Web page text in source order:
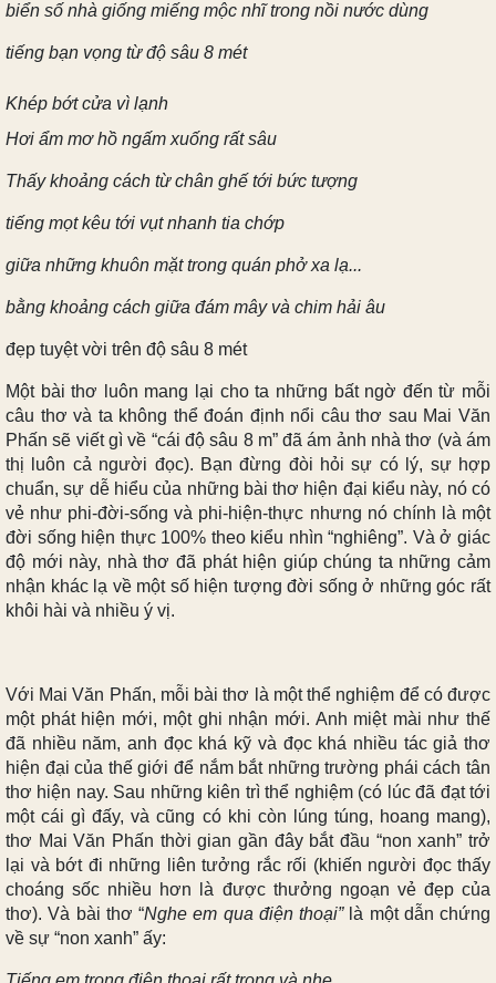
biển số nhà giống miếng mộc nhĩ trong nồi nước dùng
tiếng bạn vọng từ độ sâu 8 mét
Khép bớt cửa vì lạnh
Hơi ẩm mơ hồ ngấm xuống rất sâu
Thấy khoảng cách từ chân ghế tới bức tượng
tiếng mọt kêu tới vụt nhanh tia chớp
giữa những khuôn mặt trong quán phở xa lạ...
bằng khoảng cách giữa đám mây và chim hải âu
đẹp tuyệt vời trên độ sâu 8 mét
Một bài thơ luôn mang lại cho ta những bất ngờ đến từ mỗi
câu thơ và ta không thể đoán định nổi câu thơ sau Mai Văn
Phấn sẽ viết gì về “cái độ sâu 8 m” đã ám ảnh nhà thơ (và ám
thị luôn cả người đọc). Bạn đừng đòi hỏi sự có lý, sự hợp
chuẩn, sự dễ hiểu của những bài thơ hiện đại kiểu này, nó có
vẻ như phi-đời-sống và phi-hiện-thực nhưng nó chính là một
đời sống hiện thực 100% theo kiểu nhìn “nghiêng”. Và ở giác
độ mới này, nhà thơ đã phát hiện giúp chúng ta những cảm
nhận khác lạ về một số hiện tượng đời sống ở những góc rất
khôi hài và nhiều ý vị.
Với Mai Văn Phấn, mỗi bài thơ là một thể nghiệm để có được
một phát hiện mới, một ghi nhận mới. Anh miệt mài như thế
đã nhiều năm, anh đọc khá kỹ và đọc khá nhiều tác giả thơ
hiện đại của thế giới để nắm bắt những trường phái cách tân
thơ hiện nay. Sau những kiên trì thể nghiệm (có lúc đã đạt tới
một cái gì đấy, và cũng có khi còn lúng túng, hoang mang),
thơ Mai Văn Phấn thời gian gần đây bắt đầu “non xanh” trở
lại và bớt đi những liên tưởng rắc rối (khiến người đọc thấy
choáng sốc nhiều hơn là được thưởng ngoạn vẻ đẹp của
thơ). Và bài thơ “Nghe em qua điện thoại”là một dẫn chứng
về sự “non xanh” ấy: